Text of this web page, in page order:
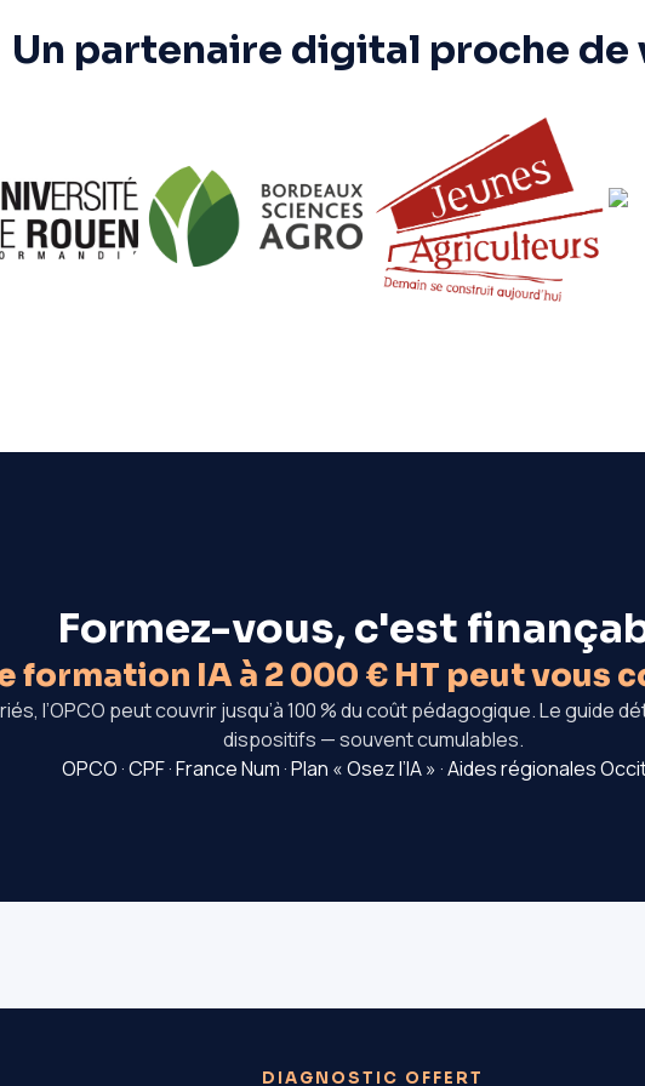
Un partenaire digital proche de
Formez-vous, c'est
formation IA à 2 000 € HT peut vous
l’OPCO peut couvrir jusqu’à 100 % du coût pédagogique. Le guide
dispositifs — souvent cumulables.
OPCO · CPF · France Num · Plan « Osez l’IA » · Aides régionales
DIAGNOSTIC OFFERT